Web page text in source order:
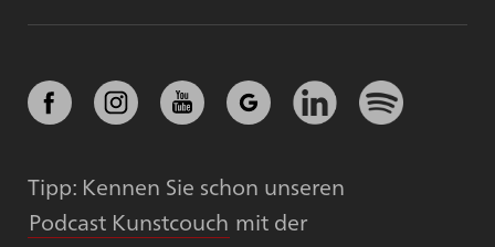
Tipp: Kennen Sie schon unseren
Podcast Kunstcouch mit der